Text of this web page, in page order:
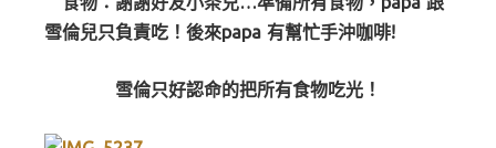
雪倫兒只負責吃！後來papa 有幫忙手沖咖啡!
雪倫只好認命的把所有食物吃光！